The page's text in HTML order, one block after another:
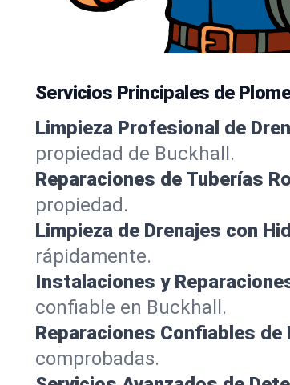
Servicios Principales de
Limpieza Profesional de
propiedad de Buckhall.
Reparaciones de Tuberías
propiedad.
Limpieza de Drenajes con
rápidamente.
Instalaciones y
confiable en Buckhall.
Reparaciones Confiables de
comprobadas.